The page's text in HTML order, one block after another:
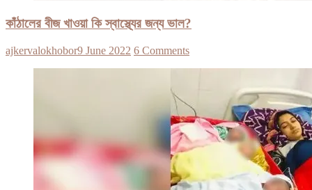
কাঁঠালের বীজ খাওয়া কি স্বাস্থ্যের জন্য ভাল?
ajkervalokhobor9 June 2022 6 Comments